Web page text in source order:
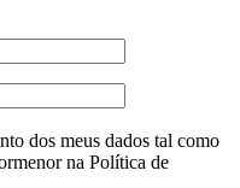
dos meus dados tal como
na Política de